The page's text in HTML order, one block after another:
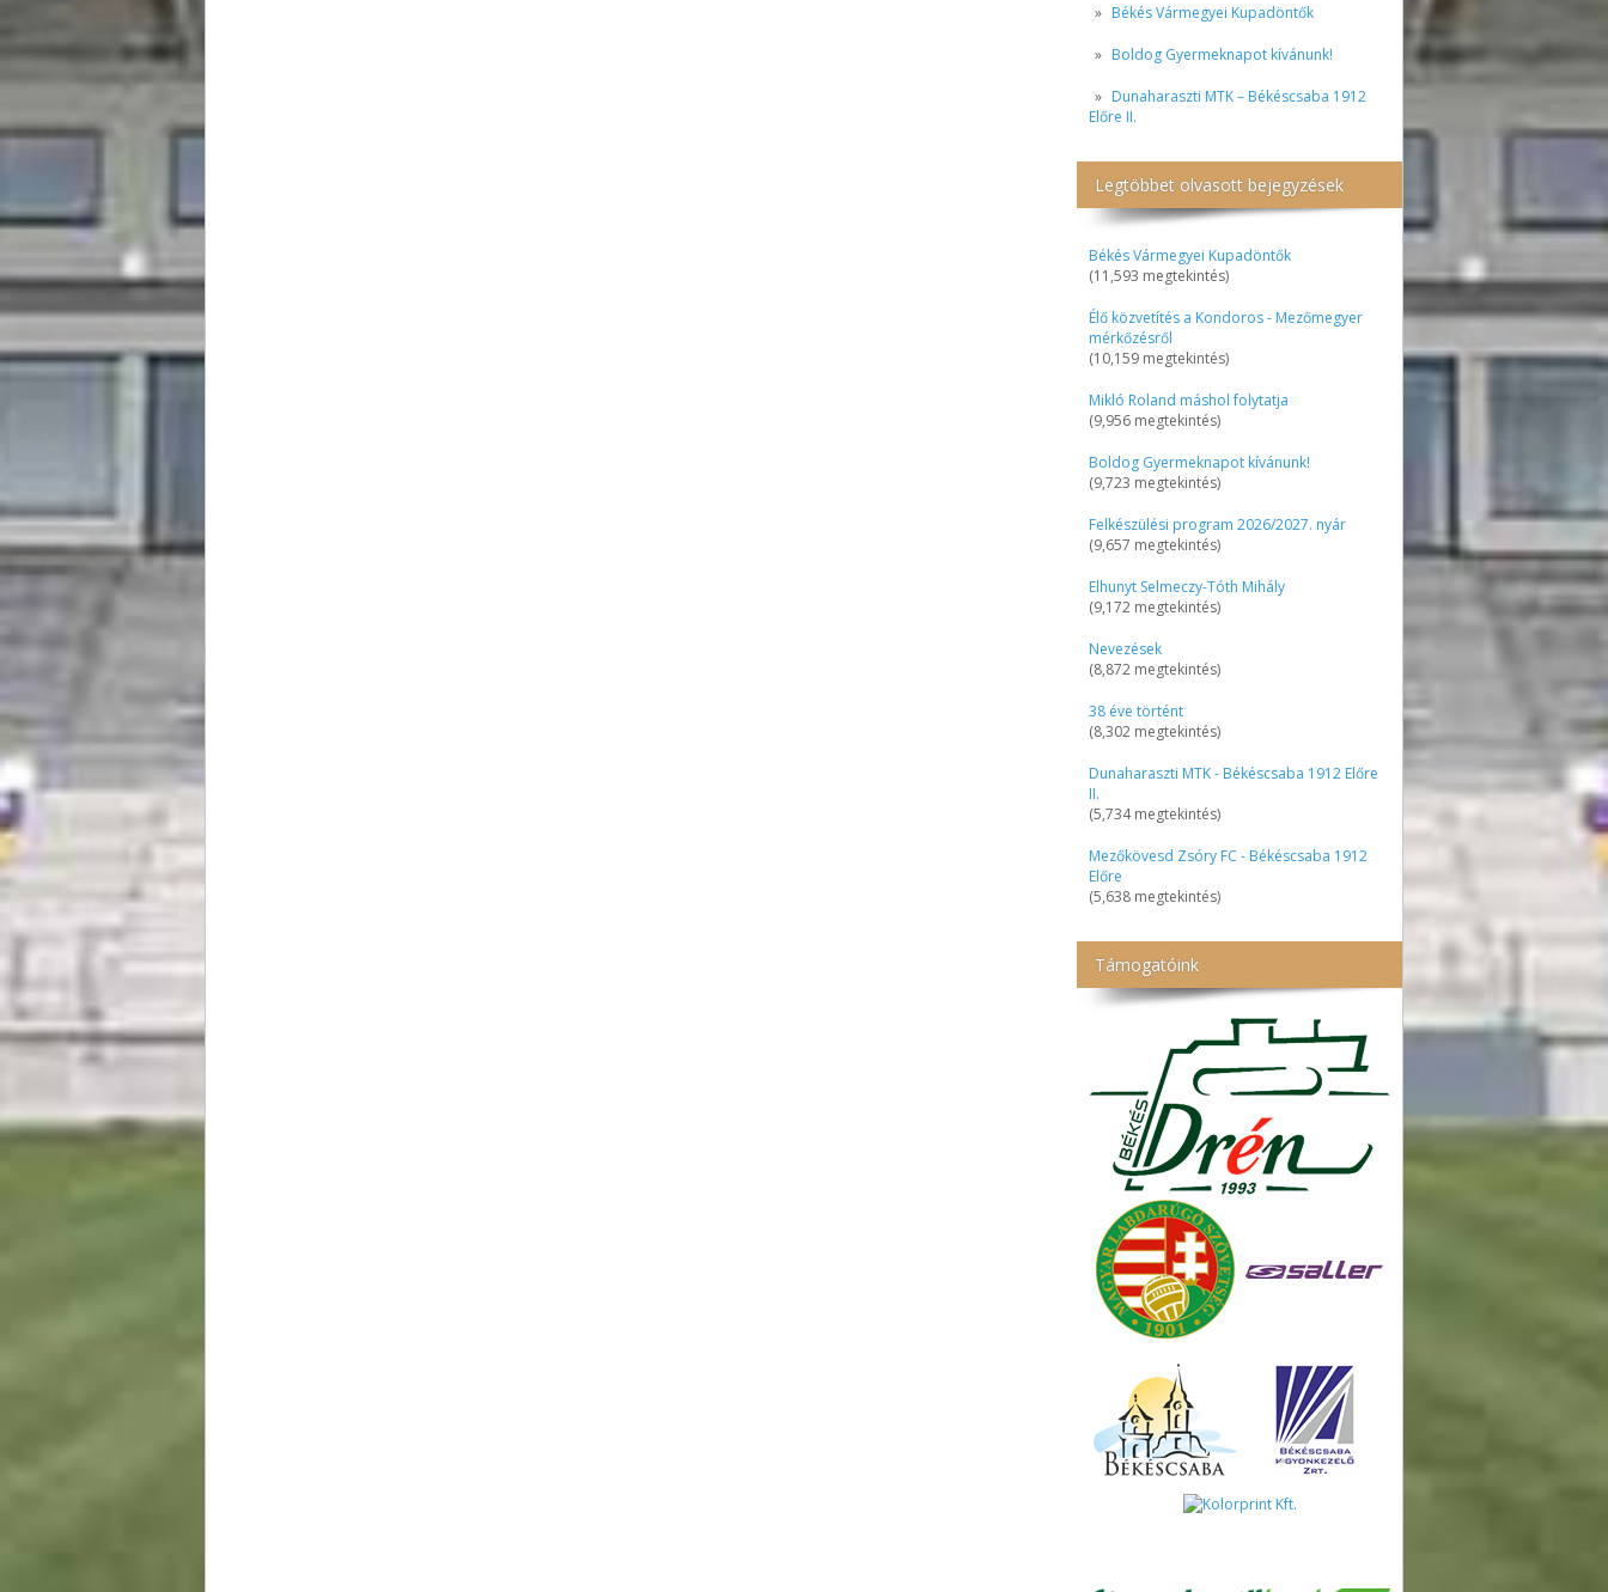
Békés Vármegyei Kupadöntők
Boldog Gyermeknapot kívánunk!
Dunaharaszti MTK – Békéscsaba 1912
Előre II.
Legtöbbet olvasott bejegyzések
Békés Vármegyei Kupadöntők
(11,593 megtekintés)
Élő közvetítés a Kondoros - Mezőmegyer
mérkőzésről
(10,159 megtekintés)
Mikló Roland máshol folytatja
(9,956 megtekintés)
Boldog Gyermeknapot kívánunk!
(9,723 megtekintés)
Felkészülési program 2026/2027. nyár
(9,657 megtekintés)
Elhunyt Selmeczy-Tóth Mihály
(9,172 megtekintés)
Nevezések
(8,872 megtekintés)
38 éve történt
(8,302 megtekintés)
Dunaharaszti MTK - Békéscsaba 1912 Előre
II.
(5,734 megtekintés)
Mezőkövesd Zsóry FC - Békéscsaba 1912
Előre
(5,638 megtekintés)
Támogatóink